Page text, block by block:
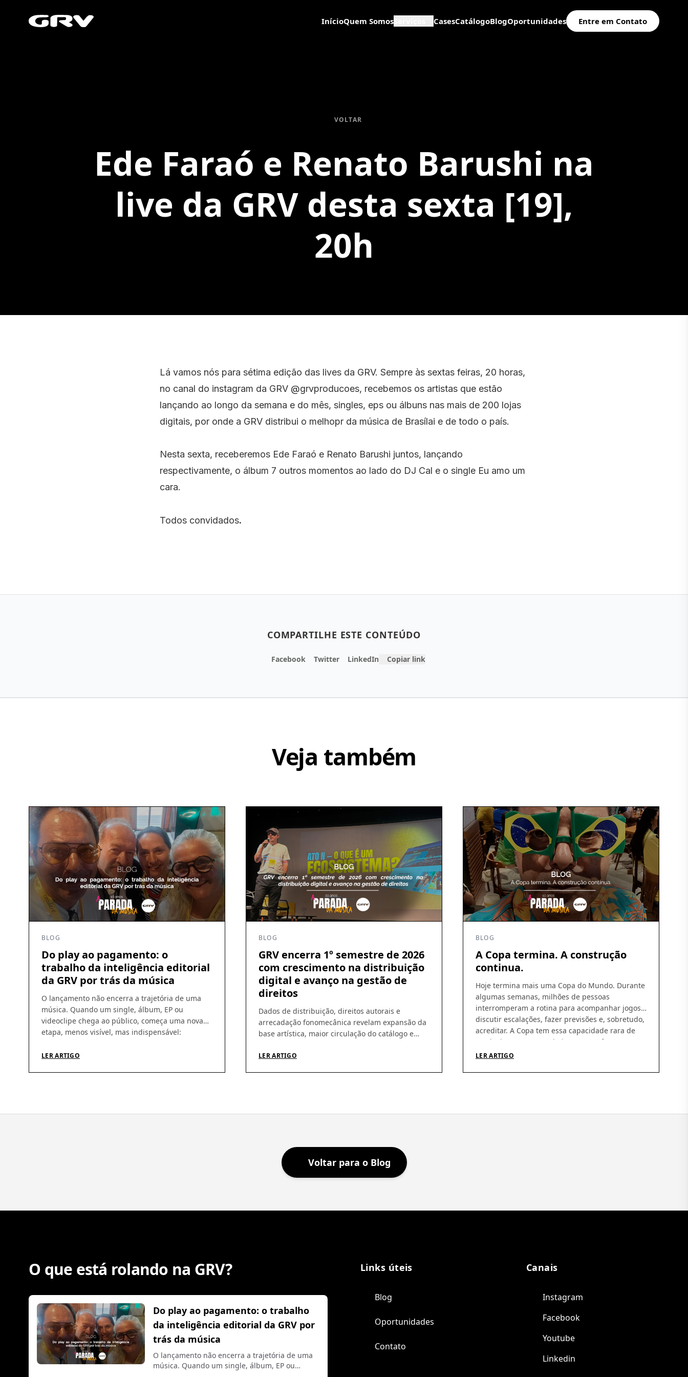
InícioQuem Somos CasesCatálogoBlogOportunidades Entre em Contato
VOLTAR
Ede Faraó e Renato Barushi na
live da GRV desta sexta [19],
20h
Lá vamos nós para sétima edição das lives da GRV. Sempre às sextas feiras, 20 horas,
no canal do instagram da GRV @grvproducoes, recebemos os artistas que estão
lançando ao longo da semana e do mês, singles, eps ou álbuns nas mais de 200 lojas
digitais, por onde a GRV distribui o melhopr da música de Brasílai e de todo o país.
Nesta sexta, receberemos Ede Faraó e Renato Barushi juntos, lançando
respectivamente, o álbum 7 outros momentos ao lado do DJ Cal e o single Eu amo um
cara.
Todos convidados.
COMPARTILHE ESTE CONTEÚDO
Facebook Twitter LinkedIn Copiar link
Veja também
BLOG
Do play ao pagamento: o
trabalho da inteligência editorial
da GRV por trás da música
O lançamento não encerra a trajetória de uma
música. Quando um single, álbum, EP ou
videoclipe chega ao público, começa uma nova
etapa, menos visível, mas indispensável:
utilizações, conferir demonstrativos e garantir
LER ARTIGO
BLOG
GRV encerra 1º semestre de 2026
com crescimento na distribuição
digital e avanço na gestão de
direitos
Dados de distribuição, direitos autorais e
arrecadação fonomecânica revelam expansão da
base artística, maior circulação do catálogo e
primeiro semestre de 2026 ajudam a revelar um
LER ARTIGO
BLOG
A Copa termina. A construção
continua.
Hoje termina mais uma Copa do Mundo. Durante
algumas semanas, milhões de pessoas
interromperam a rotina para acompanhar jogos,
discutir escalações, fazer previsões e, sobretudo,
acreditar. A Copa tem essa capacidade rara de
produzir esperança coletiva. De nos fazer
imaginar que, daqui a pouco, tudo pode dar
essa seja sua […]
LER ARTIGO
Voltar para o Blog
O que está rolando na GRV?
Do play ao pagamento: o trabalho
da inteligência editorial da GRV por
trás da música
O lançamento não encerra a trajetória de uma
música. Quando um single, álbum, EP ou…
Links úteis
Blog
Oportunidades
Contato
Canais
Instagram
Facebook
Youtube
Linkedin